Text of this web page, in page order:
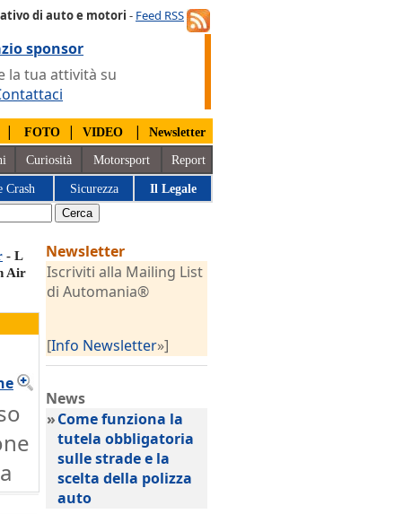
di auto e motori - Feed RSS
sponsor
la tua attività su
| FOTO | VIDEO | Newsletter
Curiosità Motorsport Report
Crash Sicurezza Il Legale
- L
Air
Newsletter
Iscriviti alla Mailing List
di Automania®
[Info Newsletter»]
News
»Come funziona la
tutela obbligatoria
sulle strade e la
scelta della polizza
auto